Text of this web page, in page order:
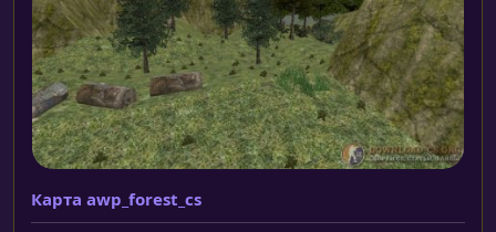
Карта awp_forest_cs